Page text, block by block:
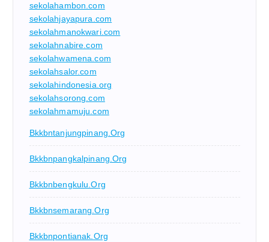
sekolahambon.com
sekolahjayapura.com
sekolahmanokwari.com
sekolahnabire.com
sekolahwamena.com
sekolahsalor.com
sekolahindonesia.org
sekolahsorong.com
sekolahmamuju.com
Bkkbntanjungpinang.org
Bkkbnpangkalpinang.org
Bkkbnbengkulu.org
Bkkbnsemarang.org
Bkkbnpontianak.org